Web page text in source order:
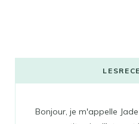
Bonjour, je m'appelle